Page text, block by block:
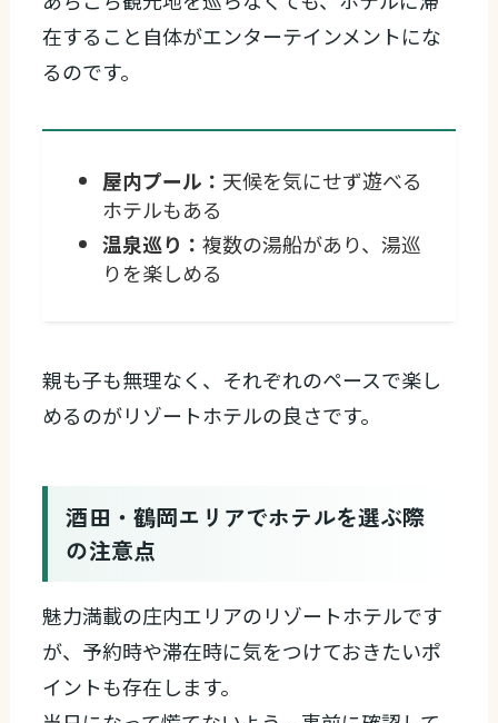
在すること自体がエンターテインメントにな
るのです。
屋内プール： 天候を気にせず遊べる
ホテルもある
温泉巡り：複数の湯船があり、湯巡
りを楽しめる
親も子も無理なく、それぞれのペースで楽し
めるのがリゾートホテルの良さです。
酒田・鶴岡エリアでホテルを選ぶ際
の注意点
魅力満載の庄内エリアのリゾートホテルです
が、予約時や滞在時に気をつけておきたいポ
イントも存在します。